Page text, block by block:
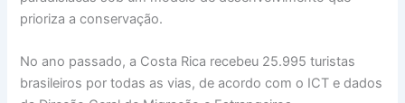
prioriza a conservação.
No ano passado, a Costa Rica recebeu 25.995 turistas
brasileiros por todas as vias, de acordo com o ICT e dados